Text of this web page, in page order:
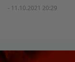
- 11.10.2021 20:29